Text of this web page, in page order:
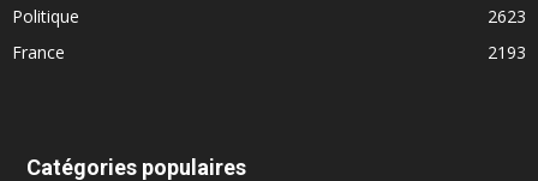
Politique
2623
France
2193
Catégories populaires